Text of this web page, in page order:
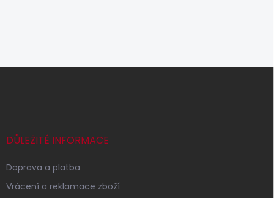
Z
DŮLEŽITÉ INFORMACE
Doprava a platba
Vrácení a reklamace zboží